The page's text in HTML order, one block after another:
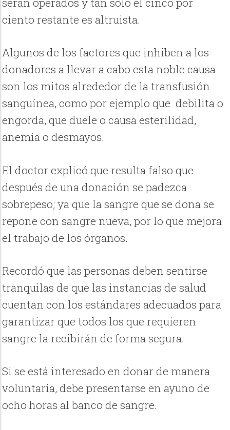
ciento restante es altruista.
Algunos de los factores que inhiben a los
donadores a llevar a cabo esta noble causa
son los mitos alrededor de la transfusión
sanguínea, como por ejemplo que debilita o
engorda, que duele o causa esterilidad,
anemia o desmayos.
El doctor explicó que resulta falso que
después de una donación se padezca
sobrepeso; ya que la sangre que se dona se
repone con sangre nueva, por lo que mejora
el trabajo de los órganos.
Recordó que las personas deben sentirse
tranquilas de que las instancias de salud
cuentan con los estándares adecuados para
garantizar que todos los que requieren
sangre la recibirán de forma segura.
Si se está interesado en donar de manera
voluntaria, debe presentarse en ayuno de
ocho horas al banco de sangre.